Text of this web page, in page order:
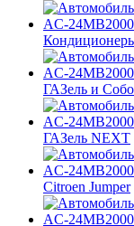
ГАЗель и
ГАЗель NEXT
Citroen Jumper